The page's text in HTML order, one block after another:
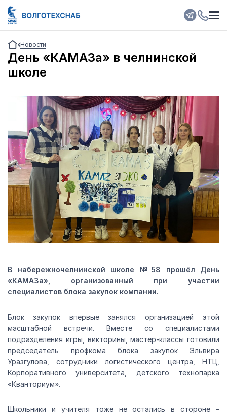
Новости
День «КАМАЗа» в челнинской
школе
В набережночелнинской школе №58 прошёл День
«КАМАЗа», организованный при участии
специалистов блока закупок компании.
Блок закупок впервые занялся организацией этой
масштабной встречи. Вместе со специалистами
подразделения игры, викторины, мастер-классы готовили
председатель профкома блока закупок Эльвира
Уразгулова, сотрудники логистического центра, НТЦ,
Корпоративного университета, детского технопарка
«Кванториум».
Школьники и учителя тоже не остались в стороне –